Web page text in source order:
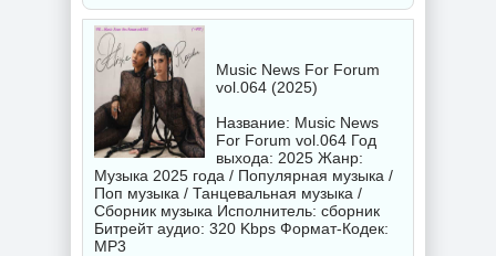
Music News For Forum
vol.064 (2025)
Название: Music News
For Forum vol.064 Год
выхода: 2025 Жанр:
Музыка 2025 года / Популярная музыка /
Поп музыка / Танцевальная музыка /
Сборник музыка Исполнитель: сборник
Битрейт аудио: 320 Kbps Формат-Кодек:
MP3